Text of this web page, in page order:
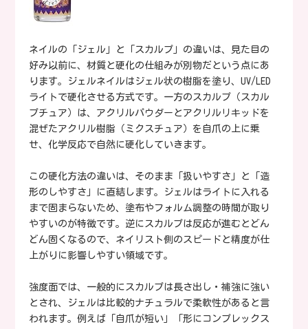
ネイルの「ジェル」と「スカルプ」の違いは、見た目の
好み以前に、材質と硬化の仕組みが別物だという点にあ
ります。ジェルネイルはジェル状の樹脂を塗り、UV/LED
ライトで硬化させる方式です。一方のスカルプ（スカル
プチュア）は、アクリルパウダーとアクリルリキッドを
混ぜたアクリル樹脂（ミクスチュア）を自爪の上に乗
せ、化学反応で自然に硬化していきます。
この硬化方法の違いは、そのまま「扱いやすさ」と「造
形のしやすさ」に直結します。ジェルはライトに入れる
まで固まらないため、塗布やフォルム調整の時間が取り
やすいのが特徴です。逆にスカルプは反応が進むとどん
どん固くなるので、ネイリスト側のスピードと精度が仕
上がりに影響しやすい領域です。
強度面では、一般的にスカルプは長さ出し・補強に強い
とされ、ジェルは比較的ナチュラルで柔軟性があると言
われます。例えば「自爪が短い」「形にコンプレックス